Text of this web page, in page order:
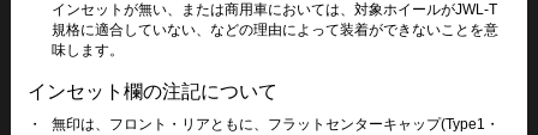
インセットが無い、または商用車においては、対象ホイールがJWL-T
規格に適合していない、などの理由によって装着ができないことを意
味します。
インセット欄の注記について
・
無印は、フロント・リアともに、フラットセンターキャップ(Type1・